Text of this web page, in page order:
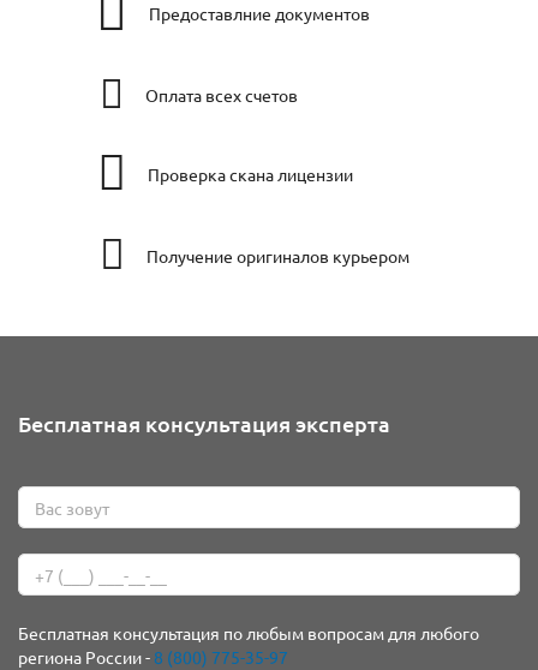
Предоставлние документов
Оплата всех счетов
Проверка скана лицензии
Получение оригиналов курьером
Бесплатная консультация эксперта
Бесплатная консультация по любым вопросам для любого
региона России - 8 (800) 775-35-97